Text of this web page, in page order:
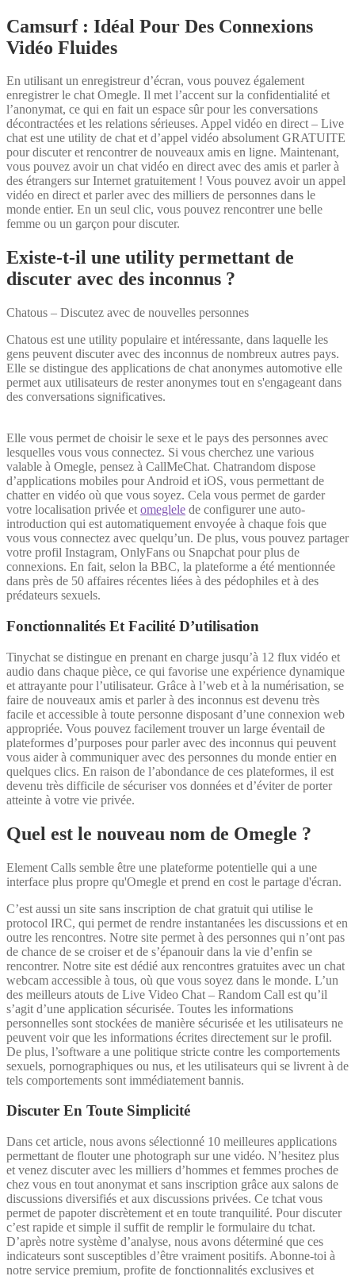
Camsurf : Idéal Pour Des Connexions
Vidéo Fluides
En utilisant un enregistreur d’écran, vous pouvez également
enregistrer le chat Omegle. Il met l’accent sur la confidentialité et
l’anonymat, ce qui en fait un espace sûr pour les conversations
décontractées et les relations sérieuses. Appel vidéo en direct – Live
chat est une utility de chat et d’appel vidéo absolument GRATUITE
pour discuter et rencontrer de nouveaux amis en ligne. Maintenant,
vous pouvez avoir un chat vidéo en direct avec des amis et parler à
des étrangers sur Internet gratuitement ! Vous pouvez avoir un appel
vidéo en direct et parler avec des milliers de personnes dans le
monde entier. En un seul clic, vous pouvez rencontrer une belle
femme ou un garçon pour discuter.
Existe-t-il une utility permettant de
discuter avec des inconnus ?
Chatous – Discutez avec de nouvelles personnes
Chatous est une utility populaire et intéressante, dans laquelle les
gens peuvent discuter avec des inconnus de nombreux autres pays.
Elle se distingue des applications de chat anonymes automotive elle
permet aux utilisateurs de rester anonymes tout en s'engageant dans
des conversations significatives.
Elle vous permet de choisir le sexe et le pays des personnes avec
lesquelles vous vous connectez. Si vous cherchez une various
valable à Omegle, pensez à CallMeChat. Chatrandom dispose
d’applications mobiles pour Android et iOS, vous permettant de
chatter en vidéo où que vous soyez. Cela vous permet de garder
votre localisation privée et omeglele de configurer une auto-
introduction qui est automatiquement envoyée à chaque fois que
vous vous connectez avec quelqu’un. De plus, vous pouvez partager
votre profil Instagram, OnlyFans ou Snapchat pour plus de
connexions. En fait, selon la BBC, la plateforme a été mentionnée
dans près de 50 affaires récentes liées à des pédophiles et à des
prédateurs sexuels.
Fonctionnalités Et Facilité D’utilisation
Tinychat se distingue en prenant en charge jusqu’à 12 flux vidéo et
audio dans chaque pièce, ce qui favorise une expérience dynamique
et attrayante pour l’utilisateur. Grâce à l’web et à la numérisation, se
faire de nouveaux amis et parler à des inconnus est devenu très
facile et accessible à toute personne disposant d’une connexion web
appropriée. Vous pouvez facilement trouver un large éventail de
plateformes d’purposes pour parler avec des inconnus qui peuvent
vous aider à communiquer avec des personnes du monde entier en
quelques clics. En raison de l’abondance de ces plateformes, il est
devenu très difficile de sécuriser vos données et d’éviter de porter
atteinte à votre vie privée.
Quel est le nouveau nom de Omegle ?
Element Calls semble être une plateforme potentielle qui a une
interface plus propre qu'Omegle et prend en cost le partage d'écran.
C’est aussi un site sans inscription de chat gratuit qui utilise le
protocol IRC, qui permet de rendre instantanées les discussions et en
outre les rencontres. Notre site permet à des personnes qui n’ont pas
de chance de se croiser et de s’épanouir dans la vie d’enfin se
rencontrer. Notre site est dédié aux rencontres gratuites avec un chat
webcam accessible à tous, où que vous soyez dans le monde. L’un
des meilleurs atouts de Live Video Chat – Random Call est qu’il
s’agit d’une application sécurisée. Toutes les informations
personnelles sont stockées de manière sécurisée et les utilisateurs ne
peuvent voir que les informations écrites directement sur le profil.
De plus, l’software a une politique stricte contre les comportements
sexuels, pornographiques ou nus, et les utilisateurs qui se livrent à de
tels comportements sont immédiatement bannis.
Discuter En Toute Simplicité
Dans cet article, nous avons sélectionné 10 meilleures applications
permettant de flouter une photograph sur une vidéo. N’hesitez plus
et venez discuter avec les milliers d’hommes et femmes proches de
chez vous en tout anonymat et sans inscription grâce aux salons de
discussions diversifiés et aux discussions privées. Ce tchat vous
permet de papoter discrètement et en toute tranquilité. Pour discuter
c’est rapide et simple il suffit de remplir le formulaire du tchat.
D’après notre système d’analyse, nous avons déterminé que ces
indicateurs sont susceptibles d’être vraiment positifs. Abonne-toi à
notre service premium, profite de fonctionnalités exclusives et